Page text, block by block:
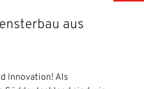
aus
Innovation! Als